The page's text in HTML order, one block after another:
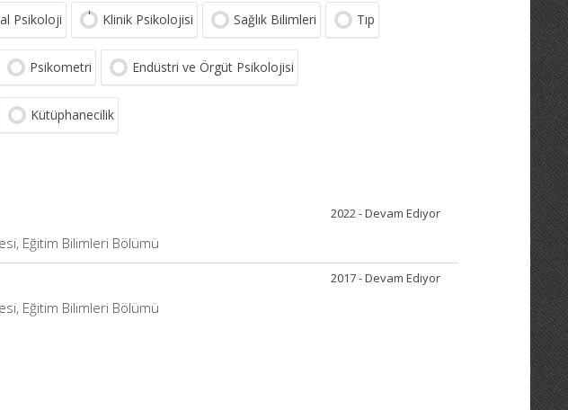
Psikoloji Klinik Psikolojisi Sağlık Bilimleri Tıp
Psikometri Endüstri ve Örgüt Psikolojisi
Kütüphanecilik
2022 - Devam Ediyor
Eğitim Bilimleri Bölümü
2017 - Devam Ediyor
Eğitim Bilimleri Bölümü